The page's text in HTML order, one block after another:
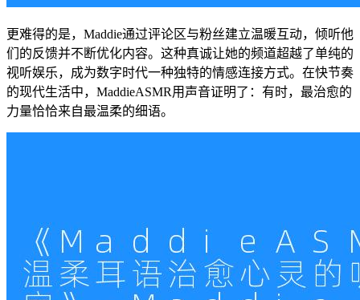
更难得的是，Maddie通过评论区与粉丝建立温暖互动，倾听他
们的反馈并不断优化内容。这种真诚让她的频道超越了单纯的
视听娱乐，成为数字时代一种独特的情感连接方式。在快节奏
的现代生活中，MaddieASMR用声音证明了：有时，最治愈的
力量恰恰来自最温柔的细语。